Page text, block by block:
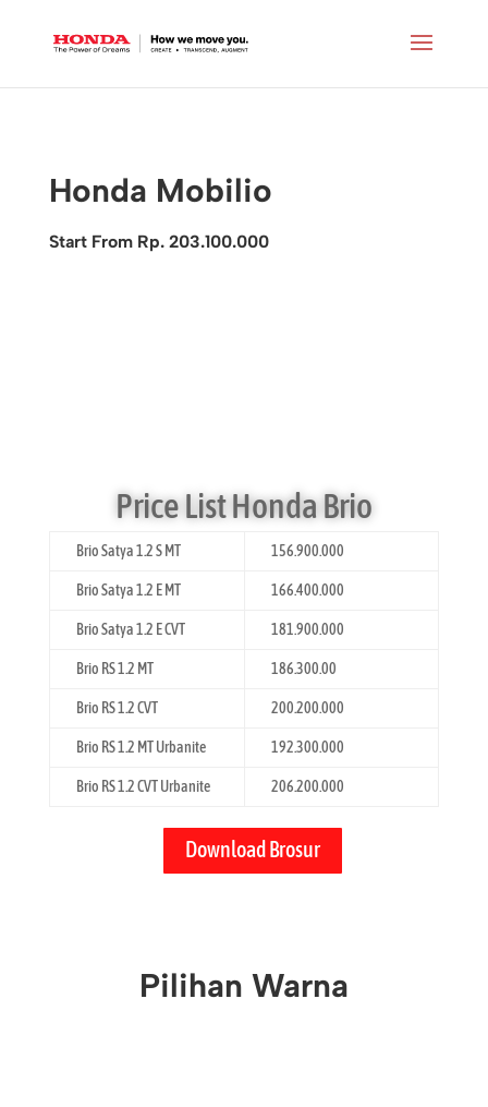
Honda Mobilio
Start From Rp. 203.100.000
Price List Honda Brio
Brio Satya 1.2 S MT 156.900.000
Brio Satya 1.2 E MT 166.400.000
Brio Satya 1.2 E CVT 181.900.000
Brio RS 1.2 MT 186.300.00
Brio RS 1.2 CVT 200.200.000
Brio RS 1.2 MT Urbanite 192.300.000
Brio RS 1.2 CVT Urbanite 206.200.000
Download Brosur
Pilihan Warna